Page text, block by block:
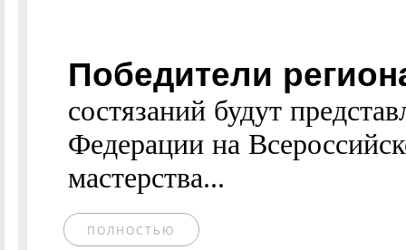
Победители
состязаний будут
Федерации на
мастерства...
ПОЛНОСТЬЮ